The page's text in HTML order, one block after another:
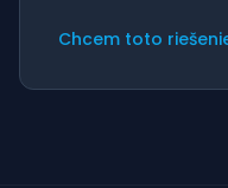
Chcem toto